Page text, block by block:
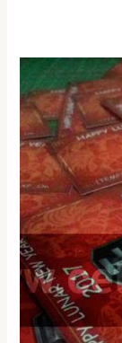
Cetak
kartu
ucapan
tahun
baru
imlek